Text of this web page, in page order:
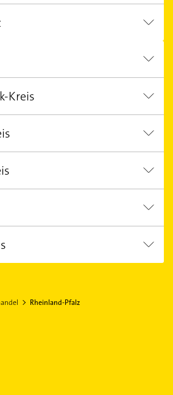
Kreis
Diez
Rheinland-Pfalz